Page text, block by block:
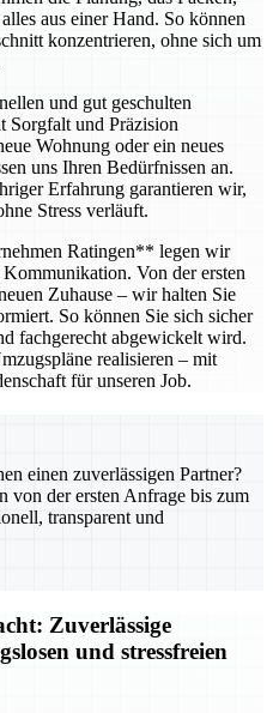
aus einer Hand. So können
konzentrieren, ohne sich um
und gut geschulten
Sorgfalt und Präzision
Wohnung oder ein neues
uns Ihren Bedürfnissen an.
Erfahrung garantieren wir,
Stress verläuft.
Ratingen** legen wir
Von der ersten
Zuhause – wir halten Sie
So können Sie sich sicher
fachgerecht abgewickelt wird.
realisieren – mit
für unseren Job.
einen zuverlässigen Partner?
von der ersten Anfrage bis zum
transparent und
Zuverlässige
und stressfreien